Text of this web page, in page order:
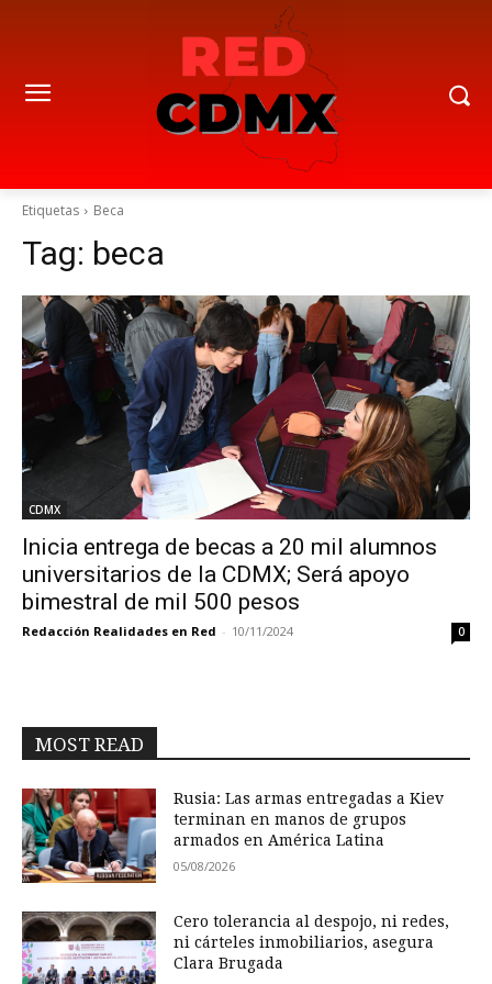
Etiquetas Beca
Tag: beca
CDMX
Inicia entrega de becas a 20 mil alumnos
universitarios de la CDMX; Será apoyo
bimestral de mil 500 pesos
Redacción Realidades en Red - 10/11/2024 0
MOST READ
Rusia: Las armas entregadas a Kiev
terminan en manos de grupos
armados en América Latina
05/08/2026
Cero tolerancia al despojo, ni redes,
ni cárteles inmobiliarios, asegura
Clara Brugada